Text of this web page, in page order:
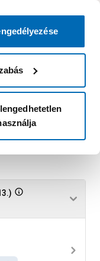
Belépés Listáim